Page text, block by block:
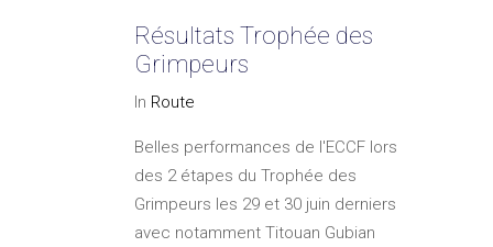
Résultats Trophée des
Grimpeurs
In Route
Belles performances de l'ECCF lors
des 2 étapes du Trophée des
Grimpeurs les 29 et 30 juin derniers
avec notamment Titouan Gubian